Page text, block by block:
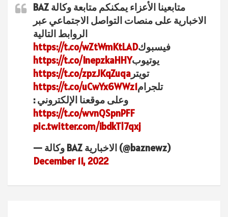
متابعينا الأعزاء يمكنكم متابعة وكالة BAZ
الاخبارية على منصات التواصل الاجتماعي عبر
الروابط التالية
فيسبوكhttps://t.co/wZtWmKtLAD
يوتيوبhttps://t.co/InepzkaHHY
تويتر https://t.co/zpzJKqZuqa
تلجرامhttps://t.co/uCwYx6WWz1
وعلى موقعنا الإلكتروني :
https://t.co/wvnQSpnPFF
pic.twitter.com/ibdkTl7qxj
— وكالة BAZ الاخبارية (@baznewz)
December 11, 2022